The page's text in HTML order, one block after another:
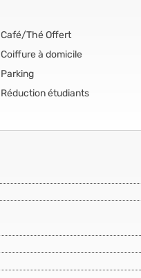
Café/Thé Offert
Coiffure à domicile
Parking
Réduction étudiants